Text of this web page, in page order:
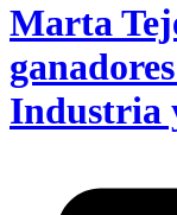
Marta
Industria